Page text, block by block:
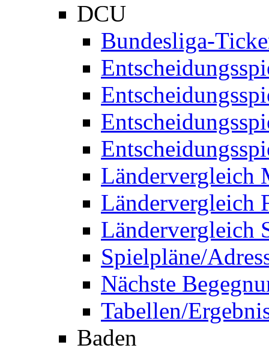
DCU
Bundesliga-
Ländervergleich
Ländervergleich
Ländervergleich
Spielpläne/
Nächste
Tabellen/
Baden